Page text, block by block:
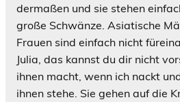
dermaßen und sie stehen
große Schwänze. Asiatische
Frauen sind einfach nicht
Julia, das kannst du dir nicht
ihnen macht, wenn ich nackt
ihnen stehe. Sie gehen auf die